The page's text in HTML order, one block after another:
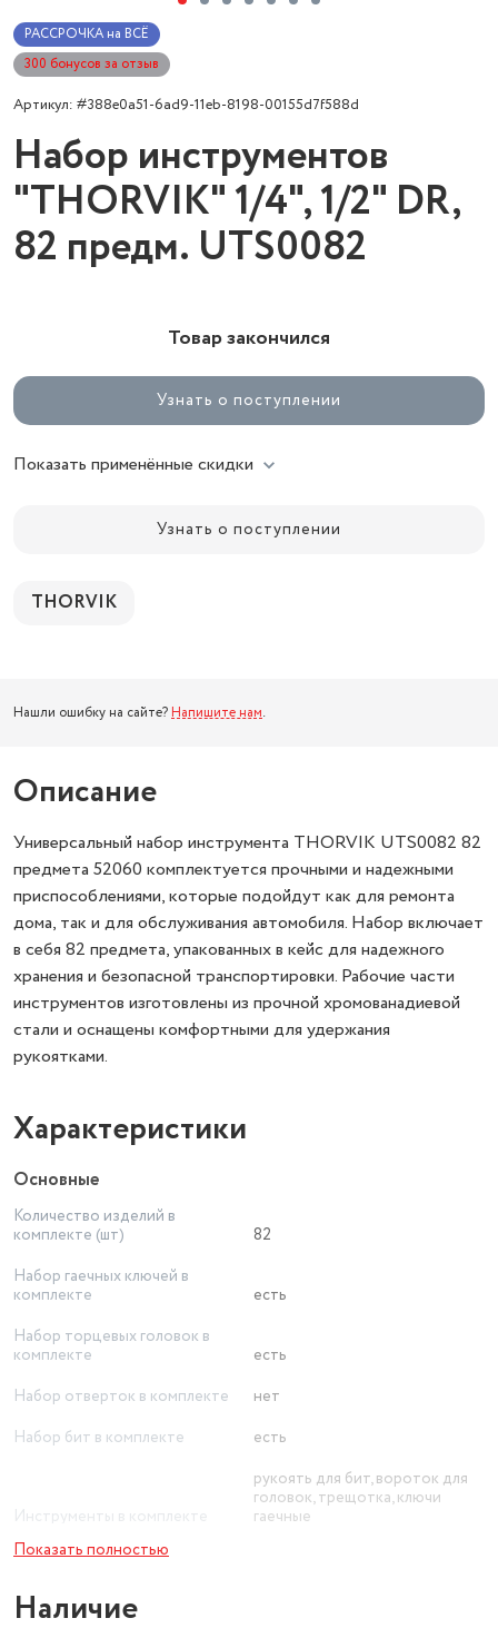
РАССРОЧКА на ВСЁ
300 бонусов за отзыв
Артикул: #388e0a51-6ad9-11eb-8198-00155d7f588d
Набор инструментов
"THORVIK" 1/4", 1/2" DR,
82 предм. UTS0082
Товар закончился
Узнать о поступлении
Показать применённые скидки
Узнать о поступлении
THORVIK
Нашли ошибку на сайте? Напишите нам.
Описание
Универсальный набор инструмента THORVIK UTS0082 82
предмета 52060 комплектуется прочными и надежными
приспособлениями, которые подойдут как для ремонта
дома, так и для обслуживания автомобиля. Набор включает
в себя 82 предмета, упакованных в кейс для надежного
хранения и безопасной транспортировки. Рабочие части
инструментов изготовлены из прочной хромованадиевой
стали и оснащены комфортными для удержания
рукоятками.
Характеристики
Основные
Количество изделий в
комплекте (шт)
82
Набор гаечных ключей в
комплекте
есть
Набор торцевых головок в
комплекте
есть
Набор отверток в комплекте
нет
Набор бит в комплекте
есть
Инструменты в комплекте
рукоять для бит, вороток для
головок, трещотка, ключи
гаечные
Макс. размер гаечных ключей
Мин. размер гаечных ключей
Показать полностью
Наличие